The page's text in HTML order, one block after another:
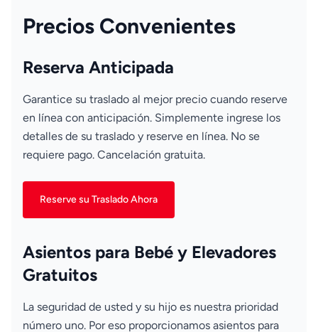
Precios Convenientes
Reserva Anticipada
Garantice su traslado al mejor precio cuando reserve
en línea con anticipación. Simplemente ingrese los
detalles de su traslado y reserve en línea. No se
requiere pago. Cancelación gratuita.
Reserve su Traslado Ahora
Asientos para Bebé y Elevadores
Gratuitos
La seguridad de usted y su hijo es nuestra prioridad
número uno. Por eso proporcionamos asientos para